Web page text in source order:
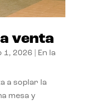
venta
1, 2026
En la
a soplar la
mesa y